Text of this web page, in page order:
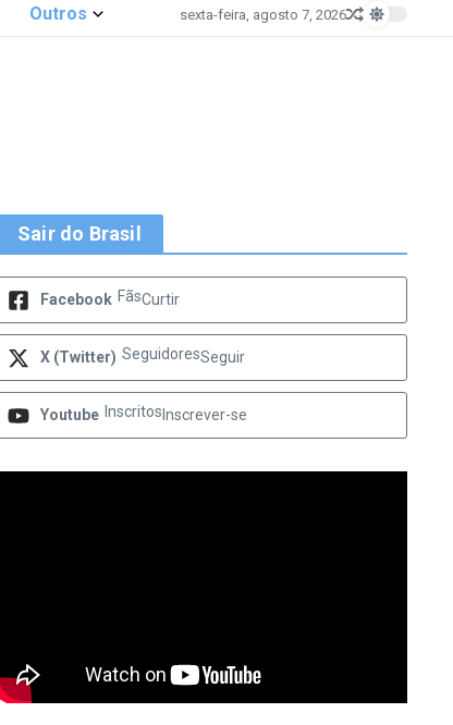
Outros sexta-feira, agosto 7, 2026
Sair do Brasil
Facebook FãsCurtir
X (Twitter) SeguidoresSeguir
Youtube Inscritos Inscrever-se